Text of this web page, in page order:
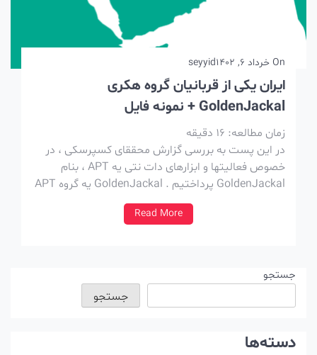
خرداد 6, 1402 seyyid
ایران یکی از قربانیان گروه هکری
GoldenJackal + نمونه فایل
زمان مطالعه:16دقیقه
در این پست به بررسی گزارش محققای کسپرسکی ، در
خصوص فعالیتها و ابزارهای دات نتی یه APT ، بنام
GoldenJackal پرداختیم . GoldenJackal یه گروه APT
هستش که از سال 2019 فعالیت خودش شروع کرده و
اغلب نهادهای دولتی و دیپلماتیک در خاورمیانه و جنوب
Read More
جستجو
جستجو
دسته‌ها